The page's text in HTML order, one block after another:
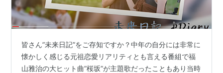
皆さん”未来日記”をご存知ですか？中年の自分には非常に
懐かしく感じる元祖恋愛リアリティとも言える番組で福
山雅治の大ヒット曲”桜坂”が主題歌だったこともあり当時